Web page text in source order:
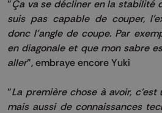
"Ça va se décliner en la stabilité
suis pas capable de couper,
donc l'angle de coupe. Par
en diagonale et que mon sabre
aller", embraye encore Yuki
"La première chose à avoir,
mais aussi de connaissances